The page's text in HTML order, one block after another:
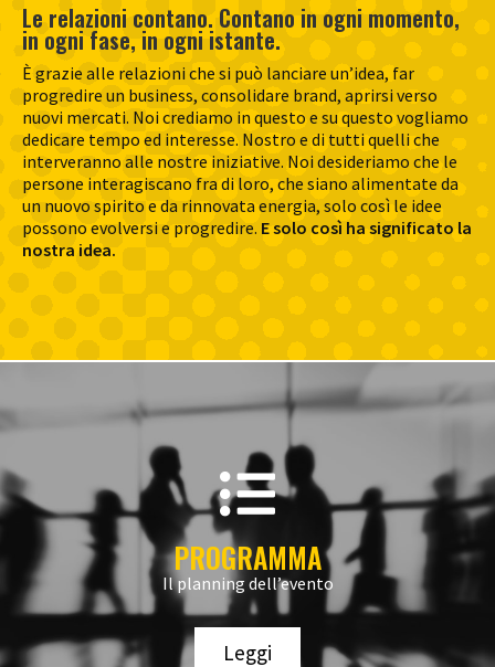
Le relazioni contano. Contano in ogni momento,
in ogni fase, in ogni istante.
È grazie alle relazioni che si può lanciare un’idea, far
progredire un business, consolidare brand, aprirsi verso
nuovi mercati. Noi crediamo in questo e su questo vogliamo
dedicare tempo ed interesse. Nostro e di tutti quelli che
interveranno alle nostre iniziative. Noi desideriamo che le
persone interagiscano fra di loro, che siano alimentate da
un nuovo spirito e da rinnovata energia, solo così le idee
possono evolversi e progredire. E solo così ha significato la
nostra idea.
PROGRAMMA
Il planning dell’evento
Leggi